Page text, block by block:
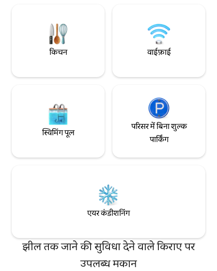
किचन वाईफ़ाई
स्विमिंग पूल
परिसर में बिना शुल्क
पार्किंग
एयर कंडीशनिंग
झील तक जाने की सुविधा देने वाले किराए पर
उपलब्ध मकान